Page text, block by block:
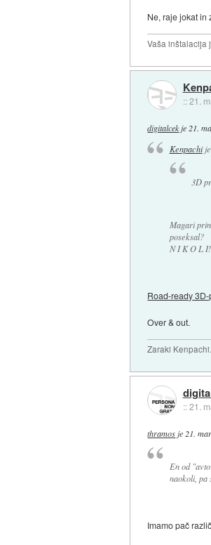
Ne, raje jokat in
Vaša inštalacija
::21.
digitalcekje 21.
Kenpachije
3D
Magari
poseksal?
N I K O L I!
Road-ready
Over & out.
Zaraki Kenpachi.
::21.
thramos je 21.
En od
naokoli, pa
Imamo pač